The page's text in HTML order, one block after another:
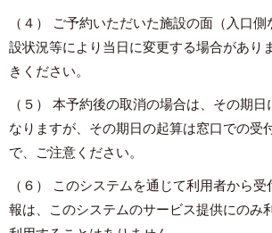
（４） ご予約いただいた施設の面（入口
設状況等により当日に変更する場合があり
きください。
（５） 本予約後の取消の場合は、その期
なりますが、その期日の起算は窓口での受
で、ご注意ください。
（６） このシステムを通じて利用者から
報は、このシステムのサービス提供にのみ